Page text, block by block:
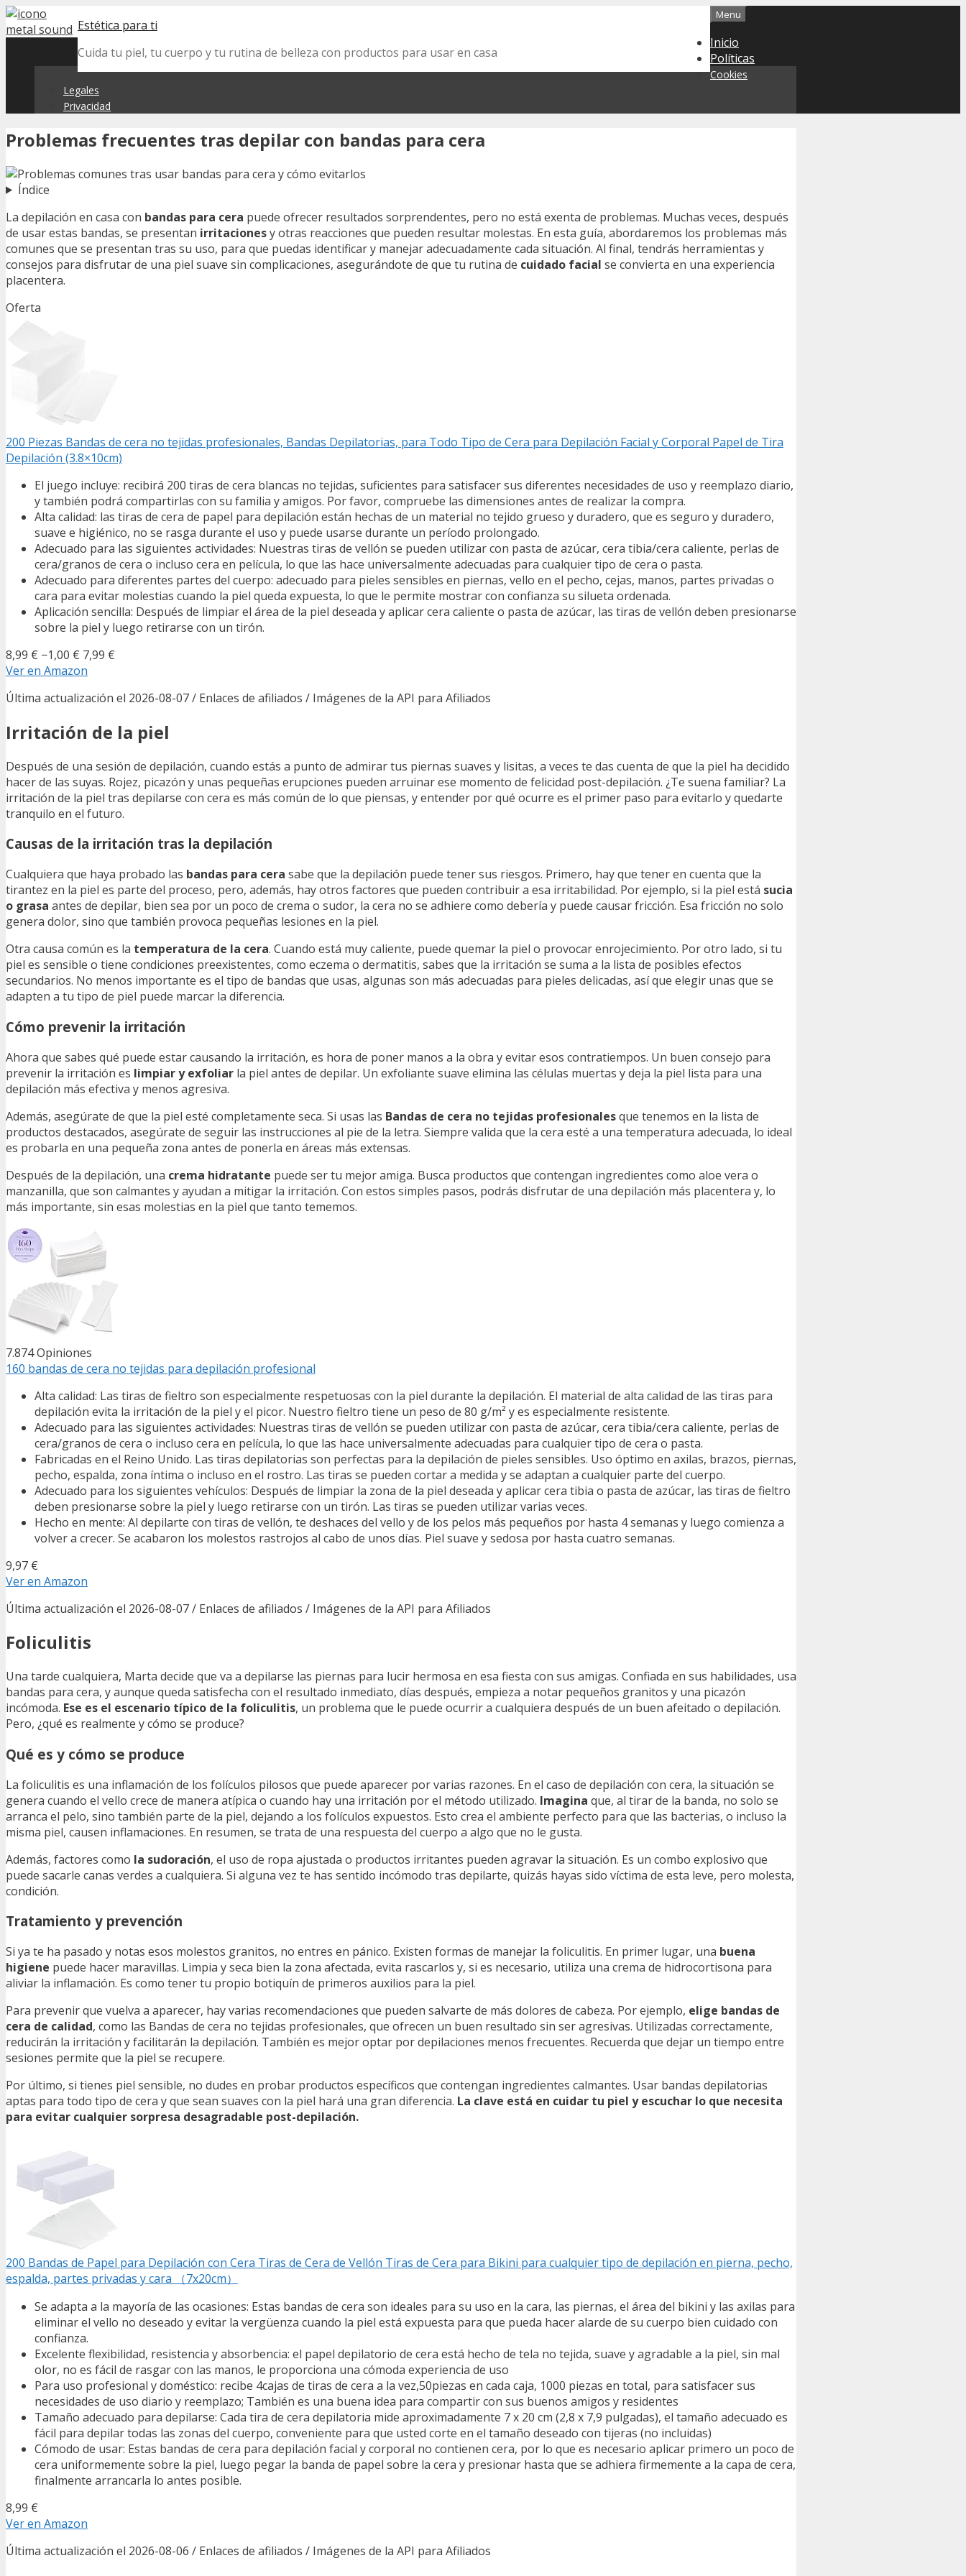
Skip
to
Estética para ti
Cuida tu piel, tu cuerpo y tu rutina de belleza con productos para usar en casa
Menu
Inicio
Políticas
Cookies
Legales
Privacidad
Problemas frecuentes tras depilar con bandas para cera
Índice
La depilación en casa con bandas para cera puede ofrecer resultados sorprendentes, pero no está exenta de problemas. Muchas veces, después
de usar estas bandas, se presentan irritacionesy otras reacciones que pueden resultar molestas. En esta guía, abordaremos los problemas más
comunes que se presentan tras su uso, para que puedas identificar y manejar adecuadamente cada situación. Al final, tendrás herramientas y
consejos para disfrutar de una piel suave sin complicaciones, asegurándote de que tu rutina de cuidado facial se convierta en una experiencia
placentera.
Oferta
200 Piezas Bandas de cera no tejidas profesionales, Bandas Depilatorias, para Todo Tipo de Cera para Depilación Facial y Corporal Papel de Tira
Depilación (3.8×10cm)
El juego incluye: recibirá 200 tiras de cera blancas no tejidas, suficientes para satisfacer sus diferentes necesidades de uso y reemplazo diario,
y también podrá compartirlas con su familia y amigos. Por favor, compruebe las dimensiones antes de realizar la compra.
Alta calidad: las tiras de cera de papel para depilación están hechas de un material no tejido grueso y duradero, que es seguro y duradero,
suave e higiénico, no se rasga durante el uso y puede usarse durante un período prolongado.
Adecuado para las siguientes actividades: Nuestras tiras de vellón se pueden utilizar con pasta de azúcar, cera tibia/cera caliente, perlas de
cera/granos de cera o incluso cera en película, lo que las hace universalmente adecuadas para cualquier tipo de cera o pasta.
Adecuado para diferentes partes del cuerpo: adecuado para pieles sensibles en piernas, vello en el pecho, cejas, manos, partes privadas o
cara para evitar molestias cuando la piel queda expuesta, lo que le permite mostrar con confianza su silueta ordenada.
Aplicación sencilla: Después de limpiar el área de la piel deseada y aplicar cera caliente o pasta de azúcar, las tiras de vellón deben presionarse
sobre la piel y luego retirarse con un tirón.
8,99 € −1,00 € 7,99 €
Ver en Amazon
Última actualización el 2026-08-07 / Enlaces de afiliados / Imágenes de la API para Afiliados
Irritación de la piel
Después de una sesión de depilación, cuando estás a punto de admirar tus piernas suaves y lisitas, a veces te das cuenta de que la piel ha decidido
hacer de las suyas. Rojez, picazón y unas pequeñas erupciones pueden arruinar ese momento de felicidad post-depilación. ¿Te suena familiar? La
irritación de la piel tras depilarse con cera es más común de lo que piensas, y entender por qué ocurre es el primer paso para evitarlo y quedarte
tranquilo en el futuro.
Causas de la irritación tras la depilación
Cualquiera que haya probado las bandas para cera sabe que la depilación puede tener sus riesgos. Primero, hay que tener en cuenta que la
tirantez en la piel es parte del proceso, pero, además, hay otros factores que pueden contribuir a esa irritabilidad. Por ejemplo, si la piel está sucia
o grasa antes de depilar, bien sea por un poco de crema o sudor, la cera no se adhiere como debería y puede causar fricción. Esa fricción no solo
genera dolor, sino que también provoca pequeñas lesiones en la piel.
Otra causa común es la temperatura de la cera. Cuando está muy caliente, puede quemar la piel o provocar enrojecimiento. Por otro lado, si tu
piel es sensible o tiene condiciones preexistentes, como eczema o dermatitis, sabes que la irritación se suma a la lista de posibles efectos
secundarios. No menos importante es el tipo de bandas que usas, algunas son más adecuadas para pieles delicadas, así que elegir unas que se
adapten a tu tipo de piel puede marcar la diferencia.
Cómo prevenir la irritación
Ahora que sabes qué puede estar causando la irritación, es hora de poner manos a la obra y evitar esos contratiempos. Un buen consejo para
prevenir la irritación es limpiar y exfoliar la piel antes de depilar. Un exfoliante suave elimina las células muertas y deja la piel lista para una
depilación más efectiva y menos agresiva.
Además, asegúrate de que la piel esté completamente seca. Si usas las Bandas de cera no tejidas profesionalesque tenemos en la lista de
productos destacados, asegúrate de seguir las instrucciones al pie de la letra. Siempre valida que la cera esté a una temperatura adecuada, lo ideal
es probarla en una pequeña zona antes de ponerla en áreas más extensas.
Después de la depilación, una crema hidratante puede ser tu mejor amiga. Busca productos que contengan ingredientes como aloe vera o
manzanilla, que son calmantes y ayudan a mitigar la irritación. Con estos simples pasos, podrás disfrutar de una depilación más placentera y, lo
más importante, sin esas molestias en la piel que tanto tememos.
7.874 Opiniones
160 bandas de cera no tejidas para depilación profesional
Alta calidad: Las tiras de fieltro son especialmente respetuosas con la piel durante la depilación. El material de alta calidad de las tiras para
depilación evita la irritación de la piel y el picor. Nuestro fieltro tiene un peso de 80 g/m² y es especialmente resistente.
Adecuado para las siguientes actividades: Nuestras tiras de vellón se pueden utilizar con pasta de azúcar, cera tibia/cera caliente, perlas de
cera/granos de cera o incluso cera en película, lo que las hace universalmente adecuadas para cualquier tipo de cera o pasta.
Fabricadas en el Reino Unido. Las tiras depilatorias son perfectas para la depilación de pieles sensibles. Uso óptimo en axilas, brazos, piernas,
pecho, espalda, zona íntima o incluso en el rostro. Las tiras se pueden cortar a medida y se adaptan a cualquier parte del cuerpo.
Adecuado para los siguientes vehículos: Después de limpiar la zona de la piel deseada y aplicar cera tibia o pasta de azúcar, las tiras de fieltro
deben presionarse sobre la piel y luego retirarse con un tirón. Las tiras se pueden utilizar varias veces.
Hecho en mente: Al depilarte con tiras de vellón, te deshaces del vello y de los pelos más pequeños por hasta 4 semanas y luego comienza a
volver a crecer. Se acabaron los molestos rastrojos al cabo de unos días. Piel suave y sedosa por hasta cuatro semanas.
9,97 €
Ver en Amazon
Última actualización el 2026-08-07 / Enlaces de afiliados / Imágenes de la API para Afiliados
Foliculitis
Una tarde cualquiera, Marta decide que va a depilarse las piernas para lucir hermosa en esa fiesta con sus amigas. Confiada en sus habilidades, usa
bandas para cera, y aunque queda satisfecha con el resultado inmediato, días después, empieza a notar pequeños granitos y una picazón
incómoda. Ese es el escenario típico de la foliculitis, un problema que le puede ocurrir a cualquiera después de un buen afeitado o depilación.
Pero, ¿qué es realmente y cómo se produce?
Qué es y cómo se produce
La foliculitis es una inflamación de los folículos pilosos que puede aparecer por varias razones. En el caso de depilación con cera, la situación se
genera cuando el vello crece de manera atípica o cuando hay una irritación por el método utilizado. Imagina que, al tirar de la banda, no solo se
arranca el pelo, sino también parte de la piel, dejando a los folículos expuestos. Esto crea el ambiente perfecto para que las bacterias, o incluso la
misma piel, causen inflamaciones. En resumen, se trata de una respuesta del cuerpo a algo que no le gusta.
Además, factores como la sudoración, el uso de ropa ajustada o productos irritantes pueden agravar la situación. Es un combo explosivo que
puede sacarle canas verdes a cualquiera. Si alguna vez te has sentido incómodo tras depilarte, quizás hayas sido víctima de esta leve, pero molesta,
condición.
Tratamiento y prevención
Si ya te ha pasado y notas esos molestos granitos, no entres en pánico. Existen formas de manejar la foliculitis. En primer lugar, una buena
higiene puede hacer maravillas. Limpia y seca bien la zona afectada, evita rascarlos y, si es necesario, utiliza una crema de hidrocortisona para
aliviar la inflamación. Es como tener tu propio botiquín de primeros auxilios para la piel.
Para prevenir que vuelva a aparecer, hay varias recomendaciones que pueden salvarte de más dolores de cabeza. Por ejemplo, elige bandas de
cera de calidad, como las Bandas de cera no tejidas profesionales, que ofrecen un buen resultado sin ser agresivas. Utilizadas correctamente,
reducirán la irritación y facilitarán la depilación. También es mejor optar por depilaciones menos frecuentes. Recuerda que dejar un tiempo entre
sesiones permite que la piel se recupere.
Por último, si tienes piel sensible, no dudes en probar productos específicos que contengan ingredientes calmantes. Usar bandas depilatorias
aptas para todo tipo de cera y que sean suaves con la piel hará una gran diferencia. La clave está en cuidar tu piel y escuchar lo que necesita
para evitar cualquier sorpresa desagradable post-depilación.
200 Bandas de Papel para Depilación con Cera Tiras de Cera de Vellón Tiras de Cera para Bikini para cualquier tipo de depilación en pierna, pecho,
espalda, partes privadas y cara （7x20cm）
Se adapta a la mayoría de las ocasiones: Estas bandas de cera son ideales para su uso en la cara, las piernas, el área del bikini y las axilas para
eliminar el vello no deseado y evitar la vergüenza cuando la piel está expuesta para que pueda hacer alarde de su cuerpo bien cuidado con
confianza.
Excelente flexibilidad, resistencia y absorbencia: el papel depilatorio de cera está hecho de tela no tejida, suave y agradable a la piel, sin mal
olor, no es fácil de rasgar con las manos, le proporciona una cómoda experiencia de uso
Para uso profesional y doméstico: recibe 4cajas de tiras de cera a la vez,50piezas en cada caja, 1000 piezas en total, para satisfacer sus
necesidades de uso diario y reemplazo; También es una buena idea para compartir con sus buenos amigos y residentes
Tamaño adecuado para depilarse: Cada tira de cera depilatoria mide aproximadamente 7 x 20 cm (2,8 x 7,9 pulgadas), el tamaño adecuado es
fácil para depilar todas las zonas del cuerpo, conveniente para que usted corte en el tamaño deseado con tijeras (no incluidas)
Cómodo de usar: Estas bandas de cera para depilación facial y corporal no contienen cera, por lo que es necesario aplicar primero un poco de
cera uniformemente sobre la piel, luego pegar la banda de papel sobre la cera y presionar hasta que se adhiera firmemente a la capa de cera,
finalmente arrancarla lo antes posible.
8,99 €
Ver en Amazon
Última actualización el 2026-08-06 / Enlaces de afiliados / Imágenes de la API para Afiliados